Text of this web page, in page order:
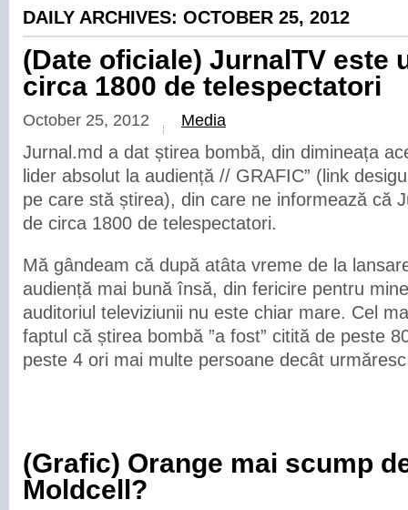
DAILY ARCHIVES: OCTOBER 25, 2012
(Date oficiale) JurnalTV este
circa 1800 de telespectatori
October 25, 2012 Media
Jurnal.md a dat știrea bombă, din dimineața
lider absolut la audiență // GRAFIC” (link
pe care stă știrea), din care ne informează că
de circa 1800 de telespectatori.
Mă gândeam că după atâta vreme de la
audiență mai bună însă, din fericire pentru
auditoriul televiziunii nu este chiar mare. Cel
faptul că știrea bombă ”a fost” citită de peste
peste 4 ori mai multe persoane decât
(Grafic) Orange mai scump
Moldcell?